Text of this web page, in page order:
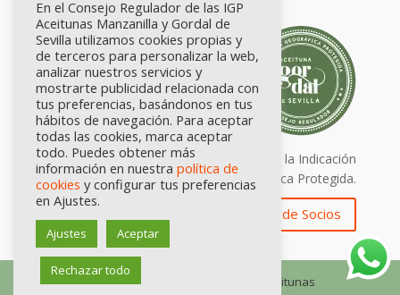
Calidad certificada por Origen. Sellos de la Indicación
Geográfica Protegida.
Zona de Socios
© Consejo Regulador de las IGP Aceitunas
En el Consejo Regulador de las IGP
Aceitunas Manzanilla y Gordal de
Sevilla utilizamos cookies propias y
de terceros para personalizar la web,
analizar nuestros servicios y
mostrarte publicidad relacionada con
tus preferencias, basándonos en tus
hábitos de navegación. Para aceptar
todas las cookies, marca aceptar
todo. Puedes obtener más
información en nuestra política de
cookies y configurar tus preferencias
en Ajustes.
Ajustes Aceptar
Rechazar todo